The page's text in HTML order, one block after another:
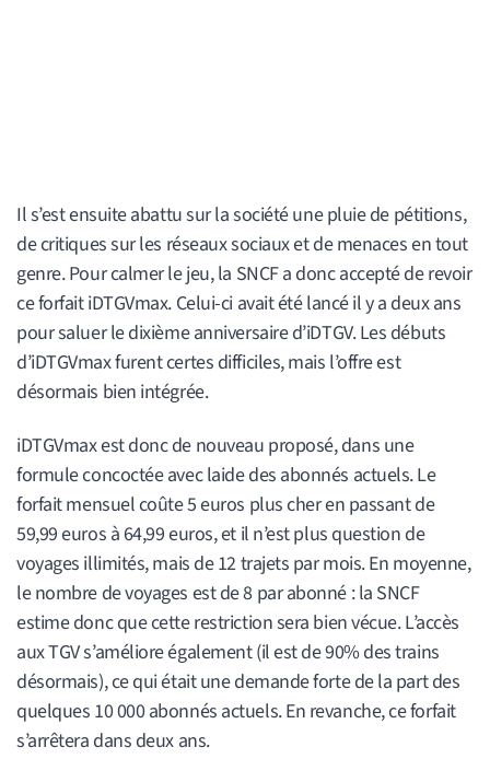
Il s’est ensuite abattu sur la société une pluie de pétitions,
de critiques sur les réseaux sociaux et de menaces en tout
genre. Pour calmer le jeu, la SNCF a donc accepté de revoir
ce forfait iDTGVmax. Celui-ci avait été lancé il y a deux ans
pour saluer le dixième anniversaire d’iDTGV. Les débuts
d’iDTGVmax furent certes difficiles, mais l’offre est
désormais bien intégrée.
iDTGVmax est donc de nouveau proposé, dans une
formule concoctée avec laide des abonnés actuels. Le
forfait mensuel coûte 5 euros plus cher en passant de
59,99 euros à 64,99 euros, et il n’est plus question de
voyages illimités, mais de 12 trajets par mois. En moyenne,
le nombre de voyages est de 8 par abonné : la SNCF
estime donc que cette restriction sera bien vécue. L’accès
aux TGV s’améliore également (il est de 90% des trains
désormais), ce qui était une demande forte de la part des
quelques 10 000 abonnés actuels. En revanche, ce forfait
s’arrêtera dans deux ans.